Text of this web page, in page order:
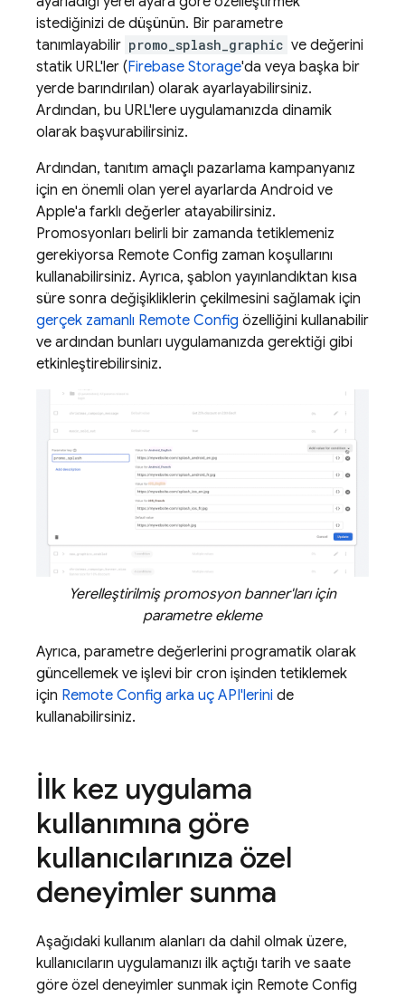
istediğinizi de düşünün. Bir parametre
tanımlayabilir promo_splash_graphic ve değerini
statik URL'ler (Firebase Storage'da veya başka bir
yerde barındırılan) olarak ayarlayabilirsiniz.
Ardından, bu URL'lere uygulamanızda dinamik
olarak başvurabilirsiniz.
Ardından, tanıtım amaçlı pazarlama kampanyanız
için en önemli olan yerel ayarlarda Android ve
Apple'a farklı değerler atayabilirsiniz.
Promosyonları belirli bir zamanda tetiklemeniz
gerekiyorsa Remote Config zaman koşullarını
kullanabilirsiniz. Ayrıca, şablon yayınlandıktan kısa
süre sonra değişikliklerin çekilmesini sağlamak için
gerçek zamanlı Remote Config özelliğini kullanabilir
ve ardından bunları uygulamanızda gerektiği gibi
etkinleştirebilirsiniz.
Yerelleştirilmiş promosyon banner'ları için
parametre ekleme
Ayrıca, parametre değerlerini programatik olarak
güncellemek ve işlevi bir cron işinden tetiklemek
için Remote Config arka uç API'lerini de
kullanabilirsiniz.
İlk kez uygulama
kullanımına göre
kullanıcılarınıza özel
deneyimler sunma
Aşağıdaki kullanım alanları da dahil olmak üzere,
kullanıcıların uygulamanızı ilk açtığı tarih ve saate
göre özel deneyimler sunmak için Remote Config